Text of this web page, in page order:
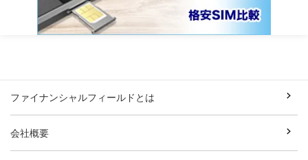
ファイナンシャルフィールドとは
会社概要